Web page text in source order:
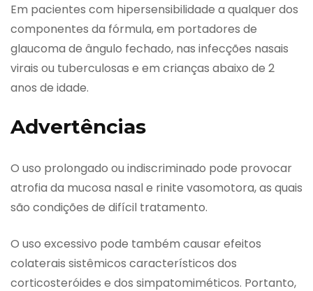
Em pacientes com hipersensibilidade a qualquer dos
componentes da fórmula, em portadores de
glaucoma de ângulo fechado, nas infecções nasais
virais ou tuberculosas e em crianças abaixo de 2
anos de idade.
Advertências
O uso prolongado ou indiscriminado pode provocar
atrofia da mucosa nasal e rinite vasomotora, as quais
são condições de difícil tratamento.
O uso excessivo pode também causar efeitos
colaterais sistêmicos característicos dos
corticosteróides e dos simpatomiméticos. Portanto,